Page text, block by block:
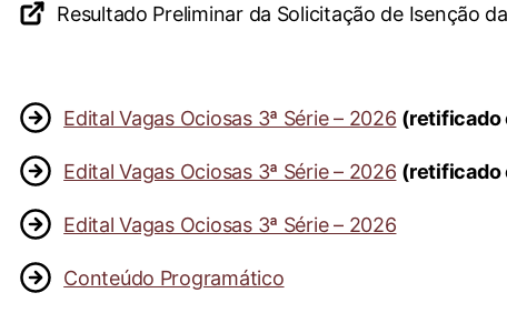
Resultado Preliminar da Solicitação de Isenção
Edital Vagas Ociosas 3ª Série – 2026 (retificado
Edital Vagas Ociosas 3ª Série – 2026 (retificado
Edital Vagas Ociosas 3ª Série – 2026
Conteúdo Programático